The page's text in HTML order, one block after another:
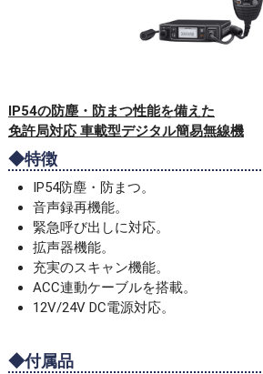
IP54の防塵・防まつ性能を備えた
免許局対応 車載型デジタル簡易無線機
◆特徴
IP54防塵・防まつ。
音声録再機能。
緊急呼び出しに対応。
拡声器機能。
充実のスキャン機能。
ACC連動ケーブルを搭載。
12V/24V DC電源対応。
◆付属品